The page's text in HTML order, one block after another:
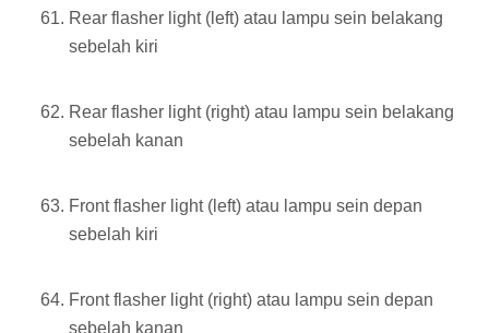
Rear flasher light (left) atau lampu sein belakang
sebelah kiri
Rear flasher light (right) atau lampu sein belakang
sebelah kanan
Front flasher light (left) atau lampu sein depan
sebelah kiri
Front flasher light (right) atau lampu sein depan
sebelah kanan